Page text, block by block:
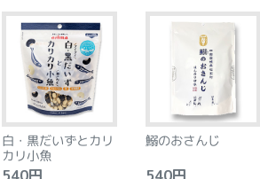
白・黒だいずとカリ
カリ小魚
鰯のおさんじ